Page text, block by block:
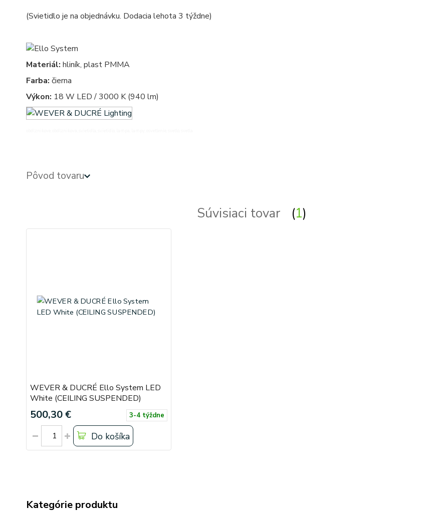
(Svietidlo je na objednávku. Dodacia lehota 3 týždne)
Materiál: hliník, plast PMMA
Farba: čierna
Výkon: 18 W LED / 3000 K (940 lm)
Pôvod tovaru
Súvisiaci tovar 1
WEVER & DUCRÉ Ello System LED
White (CEILING SUSPENDED)
500,30 € 3-4 týždne
Do košíka
Kategórie produktu